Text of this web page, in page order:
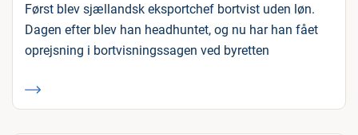
Først blev sjællandsk eksportchef bortvist uden løn.
Dagen efter blev han headhuntet, og nu har han fået
oprejsning i bortvisningssagen ved byretten